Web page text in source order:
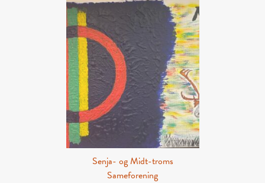
Senja- og Midt-troms
Sameforening